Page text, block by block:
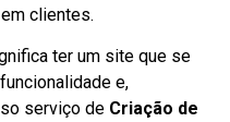
clientes.
ter um site que se
e,
serviço de Criação de